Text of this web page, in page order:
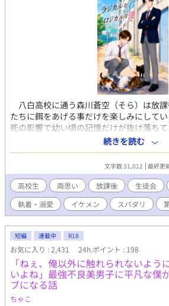
八白高校に通う森川蒼空（そら）は放
たちに餌をあげる事だけを楽しみにして
死の影響で幼い頃の記憶だけが抜け落ち
たちに餌をあげていると、学校の人気投票
唯一の友達……大河が伝えに来た。エン
気投票だが、生徒会選出選挙を兼ね、蒼
会役員にされてしまう。 その上、人気
男子の生徒会長……小森田海斗（かいと）
氏』だと執着される。日常の積み重ねの中
付き合う事になるが、両思いだからと言っ
ない。 ロジカル（論理的）な蒼空と、
斗。生徒会を中心に二人の恋と猫（ニャ
る。 # 全30話。 # 表紙絵・挿絵はAI生成で
ップ参加中！ 応援・投票お願いします
想、お願いします！ 励みになります！ #
もよろしくお願いします。
続きを読む
文字数 31,012 最終更
高校生 両思い 放課後 生徒会
執着・溺愛
イケメン スパダリ
短編 連載中 R18
お気に入り : 2,431 24h.ポイント : 198
「ねぇ、俺以外に触れられないよう
いよね」最強不良美男子に平凡な僕
ブになる話
ちゃこ